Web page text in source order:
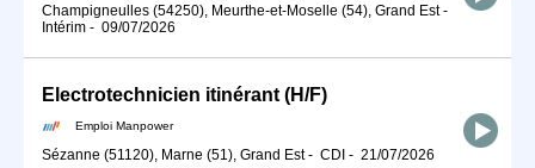
Champigneulles (54250), Meurthe-et-Moselle (54), Grand Est-
Intérim - 09/07/2026
Electrotechnicien itinérant (H/F)
Emploi Manpower
Sézanne (51120), Marne (51), Grand Est- CDI - 21/07/2026